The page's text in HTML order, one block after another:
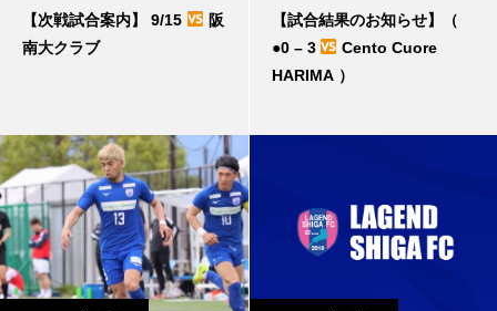
【次戦試合案内】 9/15
南大クラブ
【試合結果のお知らせ】（
●0 – 3
Cento Cuore
HARIMA ）